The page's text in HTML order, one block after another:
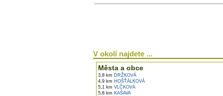
V okolí najdete ...
Města a obce
3,8 km DRŽKOVÁ
4,9 km HOŠŤÁLKOVÁ
5,1 km VLČKOVÁ
5,8 km KAŠAVA